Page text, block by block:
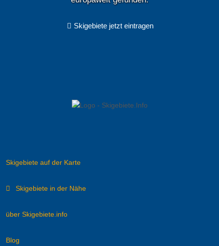
Skigebiete jetzt eintragen
Skigebiete auf der Karte
Skigebiete in der Nähe
über Skigebiete.info
Blog